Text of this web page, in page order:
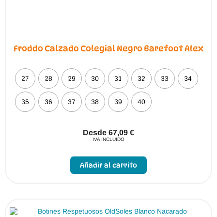
Froddo Calzado Colegial Negro Barefoot Alex
27 28 29 30 31 32 33 34
35 36 37 38 39 40
Desde 67,09 €
IVA INCLUIDO
Añadir al carrito
pueden